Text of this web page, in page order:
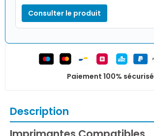
Consulter le produit
Paiement 100% sécurisé
Description